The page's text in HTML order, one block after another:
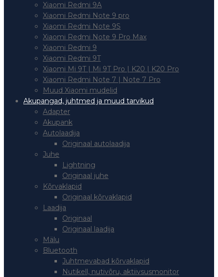
Xiaomi Redmi 9A
Xiaomi Redmi Note 9 pro
Xiaomi Redmi Note 9S
Xiaomi Redmi Note 9 Pro Max
Xiaomi Redmi 9
Xiaomi Redmi 9T
Xiaomi Mi 9T | Mi 9T Pro | K20 | K20 Pro
Xiaomi Redmi Note 7 | Note 7 Pro
Muud Xiaomi mudelid
Akupangad, juhtmed ja muud tarvikud
Adapter
Akupank
Autolaadija
Originaal autolaadija
Juhe
Lightning
Originaal juhe
Kõrvaklapid
Originaal kõrvaklapid
Laadija
Originaal
Originaal laadija
Mälu
Bluetooth
Juhtmevabad kõrvaklapid
Nutikell, nutivõru, aktiivsusmonitor